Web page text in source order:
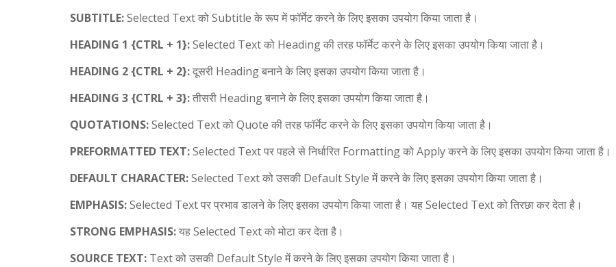
SUBTITLE:Selected Text को Subtitle के रूप में फॉर्मेट करने के लिए इसका उपयोग किया जाता है।
HEADING 1 {CTRL + 1}:Selected Text को Heading की तरह फॉर्मेट करने के लिए इसका उपयोग किया जाता है।
HEADING 2 {CTRL + 2}:दूसरी Heading बनाने के लिए इसका उपयोग किया जाता है।
HEADING 3 {CTRL + 3}:तीसरी Heading बनाने के लिए इसका उपयोग किया जाता है।
QUOTATIONS:Selected Text को Quote की तरह फॉर्मेट करने के लिए इसका उपयोग किया जाता है।
PREFORMATTED TEXT:Selected Text पर पहले से निर्धारित Formatting को Apply करने के लिए इसका उपयोग किया जाता है।
DEFAULT CHARACTER:Selected Text को उसकी Default Style में करने के लिए इसका उपयोग किया जाता है।
EMPHASIS:Selected Text पर प्रभाव डालने के लिए इसका उपयोग किया जाता है। यह Selected Text को तिरछा कर देता है।
STRONG EMPHASIS:यह Selected Text को मोटा कर देता है।
SOURCE TEXT: Text को उसकी Default Style में करने के लिए इसका उपयोग किया जाता है।